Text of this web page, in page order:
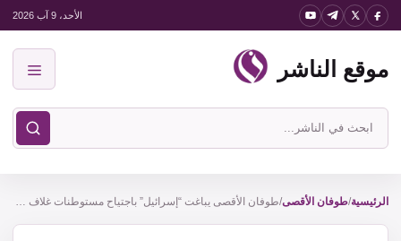
انتقل
المحتوى
الأحد، 9 آب 2026
موقع الناشر
ابحث
في
الناشر
الرئيسية/طوفان الأقصى/ طوفان الأقصى يباغت “إسرائيل” باجتياح مستوطنات غلاف غزة